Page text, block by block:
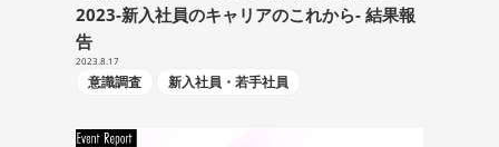
2023-新入社員のキャリアのこれから- 結果報
告
2023.8.17
意識調査 新入社員・若手社員